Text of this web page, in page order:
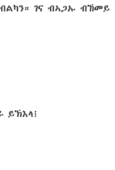
ገና ብኣጋኡ ብኸመይ
ይኽእላ፧